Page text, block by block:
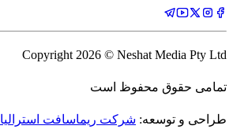
Copyright 2026 © Neshat Media Pty Ltd
تمامی حقوق محفوظ است
طراحی و توسعه: شرکت ریماسافت استرالیا